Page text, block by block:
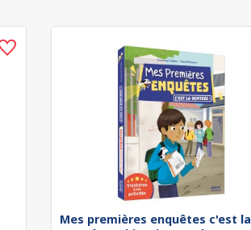
Mes premières enquêtes c'est la